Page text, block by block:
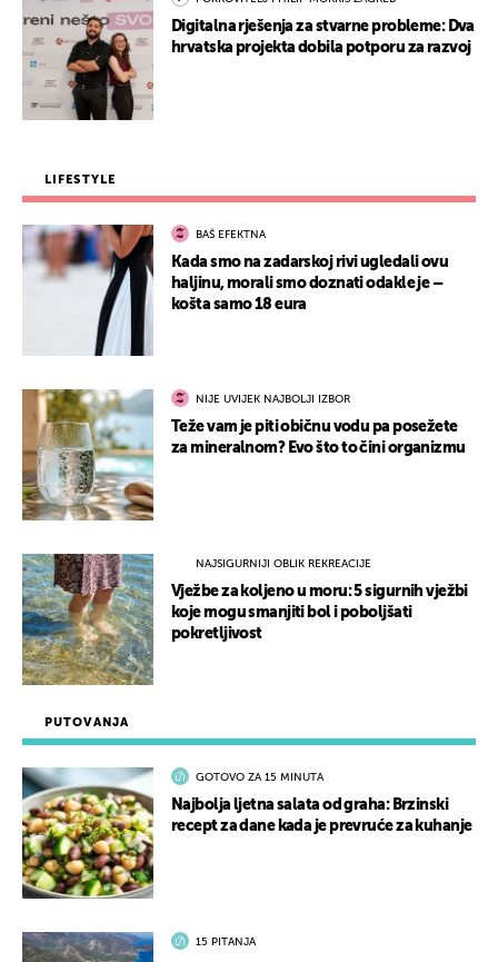
PUTOVANJA
GOTOVO ZA 15 MINUTA
Najbolja ljetna salata od graha: Brzinski
recept za dane kada je prevruće za kuhanje
15 PITANJA
Digitalna rješenja za stvarne probleme: Dva
hrvatska projekta dobila potporu za razvoj
LIFESTYLE
BAŠ EFEKTNA
Kada smo na zadarskoj rivi ugledali ovu
haljinu, morali smo doznati odakle je –
košta samo 18 eura
NIJE UVIJEK NAJBOLJI IZBOR
Teže vam je piti običnu vodu pa posežete
za mineralnom? Evo što to čini organizmu
NAJSIGURNIJI OBLIK REKREACIJE
Vježbe za koljeno u moru: 5 sigurnih vježbi
koje mogu smanjiti bol i poboljšati
pokretljivost